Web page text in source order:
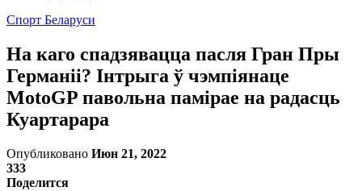
Спорт Беларуси
На каго спадзявацца пасля Гран Пры
Германіі? Інтрыга ў чэмпіянаце
MotoGP павольна памірае на радасць
Куартарара
Опубликовано Июн 21, 2022
333
Поделится